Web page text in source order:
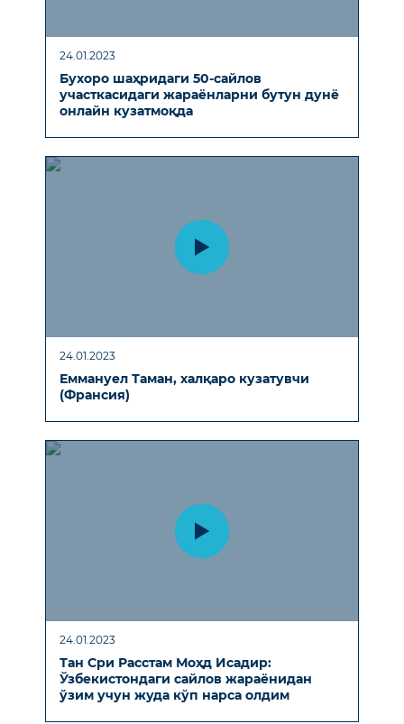
24.01.2023
Бухоро шаҳридаги 50-сайлов
участкасидаги жараёнларни бутун дунё
онлайн кузатмоқда
24.01.2023
Еммануел Таман, халқаро кузатувчи
(Франсия)
24.01.2023
Тан Сри Расстам Моҳд Исадир:
Ўзбекистондаги сайлов жараёнидан
ўзим учун жуда кўп нарса олдим